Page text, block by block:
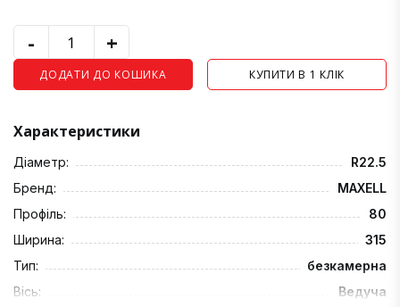
- +
ДОДАТИ ДО КОШИКА КУПИТИ В 1 КЛІК
Характеристики
Діаметр:
R22.5
Бренд:
MAXELL
Профіль:
80
Ширина:
315
Тип:
безкамерна
Вісь:
Ведуча